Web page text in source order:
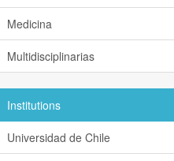
Medicina
Multidisciplinarias
Institutions
Universidad de Chile